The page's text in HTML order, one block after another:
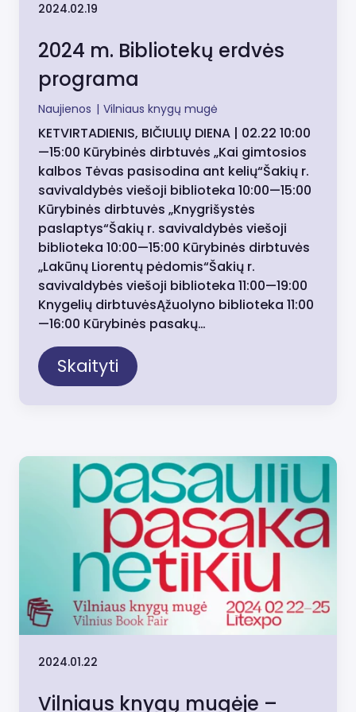
2024.02.19
2024 m. Bibliotekų erdvės
programa
Naujienos | Vilniaus knygų mugė
KETVIRTADIENIS, BIČIULIŲ DIENA | 02.22 10:00
—15:00 Kūrybinės dirbtuvės „Kai gimtosios
kalbos Tėvas pasisodina ant kelių“Šakių r.
savivaldybės viešoji biblioteka 10:00—15:00
Kūrybinės dirbtuvės „Knygrišystės
paslaptys“Šakių r. savivaldybės viešoji
biblioteka 10:00—15:00 Kūrybinės dirbtuvės
„Lakūnų Liorentų pėdomis“Šakių r.
savivaldybės viešoji biblioteka 11:00—19:00
Knygelių dirbtuvėsĄžuolyno biblioteka 11:00
—16:00 Kūrybinės pasakų…
Skaityti
2024.01.22
Vilniaus knygų mugėje –